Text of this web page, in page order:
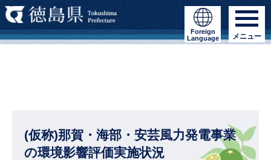
Foreign
Language
メニュー
(仮称)那賀・海部・安芸風力発電事業
の環境影響評価実施状況